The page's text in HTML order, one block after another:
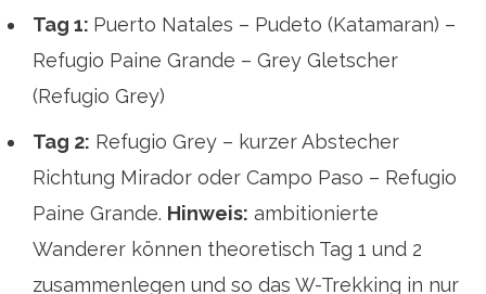
Tag 1: Puerto Natales – Pudeto (Katamaran) –
Refugio Paine Grande – Grey Gletscher
(Refugio Grey)
Tag 2: Refugio Grey – kurzer Abstecher
Richtung Mirador oder Campo Paso – Refugio
Paine Grande. Hinweis: ambitionierte
Wanderer können theoretisch Tag 1 und 2
zusammenlegen und so das W-Trekking in nur